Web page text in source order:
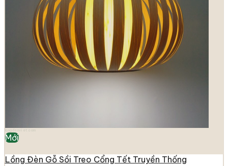
Mới
Lồng Đèn Gỗ Sồi Treo Cổng Tết Truyền Thống